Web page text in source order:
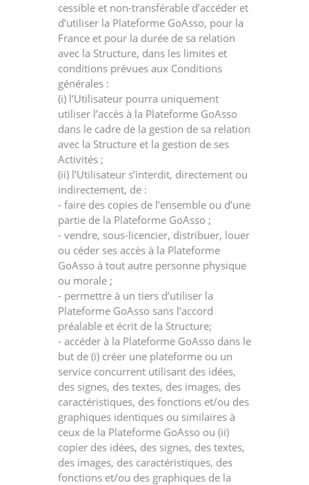
cessible et non-transférable d’accéder et
d’utiliser la Plateforme GoAsso, pour la
France et pour la durée de sa relation
avec la Structure, dans les limites et
conditions prévues aux Conditions
générales :
(i) l’Utilisateur pourra uniquement
utiliser l’accès à la Plateforme GoAsso
dans le cadre de la gestion de sa relation
avec la Structure et la gestion de ses
Activités ;
(ii) l’Utilisateur s’interdit, directement ou
indirectement, de :
- faire des copies de l’ensemble ou d’une
partie de la Plateforme GoAsso ;
- vendre, sous-licencier, distribuer, louer
ou céder ses accès à la Plateforme
GoAsso à tout autre personne physique
ou morale ;
- permettre à un tiers d’utiliser la
Plateforme GoAsso sans l’accord
préalable et écrit de la Structure;
- accéder à la Plateforme GoAsso dans le
but de (i) créer une plateforme ou un
service concurrent utilisant des idées,
des signes, des textes, des images, des
caractéristiques, des fonctions et/ou des
graphiques identiques ou similaires à
ceux de la Plateforme GoAsso ou (ii)
copier des idées, des signes, des textes,
des images, des caractéristiques, des
fonctions et/ou des graphiques de la